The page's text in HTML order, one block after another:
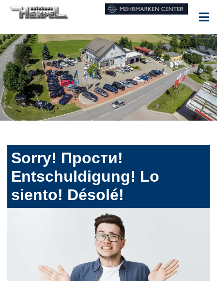
Sorry! Прости!
Entschuldigung! Lo
siento! Désolé!